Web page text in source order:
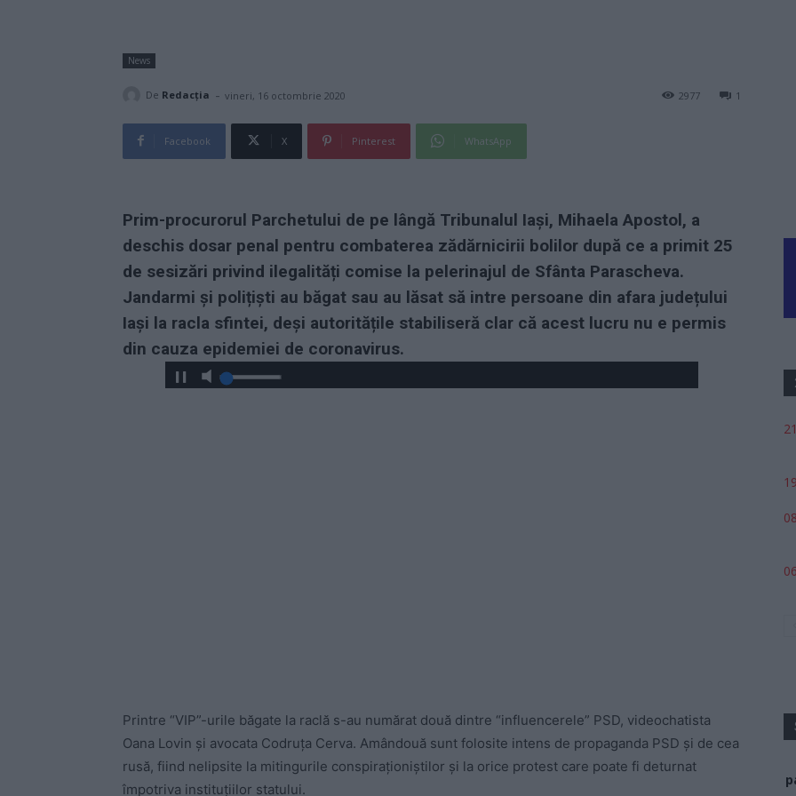
News
De Redacţia - vineri, 16 octombrie 2020 1
2977
Facebook X Pinterest WhatsApp
Prim-procurorul Parchetului de pe lângă Tribunalul Iași, Mihaela Apostol, a
deschis dosar penal pentru combaterea zădărnicirii bolilor după ce a primit 25
de sesizări privind ilegalități comise la pelerinajul de Sfânta Parascheva.
Jandarmi și polițiști au băgat sau au lăsat să intre persoane din afara județului
Iași la racla sfintei, deși autoritățile stabiliseră clar că acest lucru nu e permis
din cauza epidemiei de coronavirus.
Printre “VIP”-urile băgate la raclă s-au numărat două dintre “influencerele” PSD, videochatista
Oana Lovin și avocata Codruța Cerva. Amândouă sunt folosite intens de propaganda PSD și de cea
rusă, fiind nelipsite la mitingurile conspiraționiștilor și la orice protest care poate fi deturnat
împotriva instituțiilor statului.